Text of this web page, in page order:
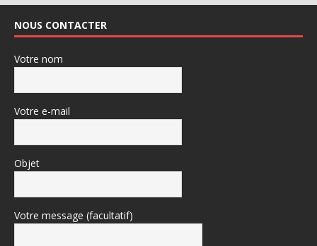
NOUS CONTACTER
Votre nom
Votre e-mail
Objet
Votre message (facultatif)